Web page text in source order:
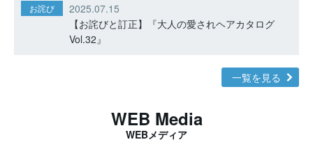
お詫び
2025.07.15
【お詫びと訂正】『大人の愛されヘアカタログ
Vol.32』
一覧を見る
WEB Media
WEBメディア